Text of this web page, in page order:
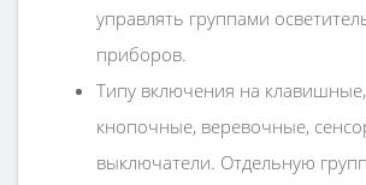
управлять группами
приборов.
Типу включения на
кнопочные, веревочные,
выключатели. Отдельную